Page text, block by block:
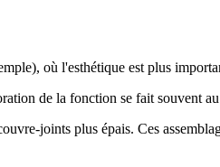
où l'esthétique est plus
de la fonction se fait souvent
joints plus épais. Ces